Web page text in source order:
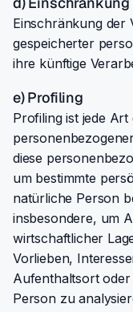
Einschränkung der
gespeicherter
ihre künftige
e) Profiling
Profiling ist jede
diese
um bestimmte
natürliche Person
insbesondere, um
wirtschaftlicher
Vorlieben,
Aufenthaltsort
Person zu